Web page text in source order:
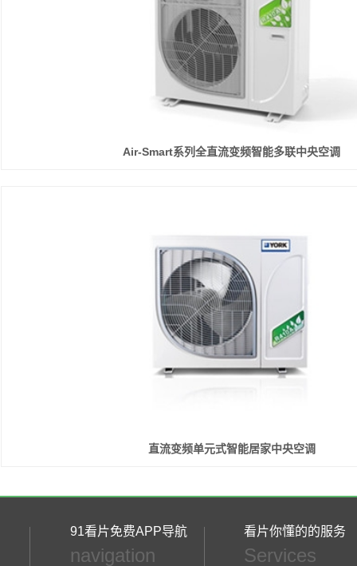
Air-Smart系列全直流变频智能多联中央空调
直流变频单元式智能居家中央空调
91看片免费APP导航
navigation
看片你懂的的服务
Services